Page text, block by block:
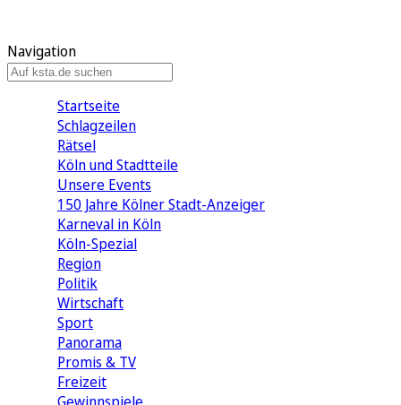
Navigation
Startseite
Schlagzeilen
Rätsel
Köln und Stadtteile
Unsere Events
150 Jahre Kölner Stadt-Anzeiger
Karneval in Köln
Köln-Spezial
Region
Politik
Wirtschaft
Sport
Panorama
Promis & TV
Freizeit